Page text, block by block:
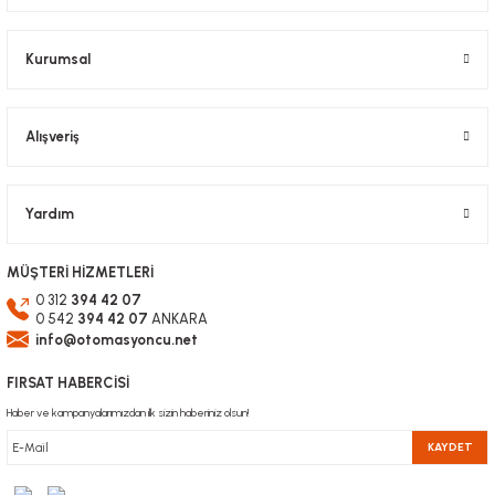
Kurumsal
Alışveriş
Yardım
MÜŞTERİ HİZMETLERİ
0 312 394 42 07
0 542 394 42 07 ANKARA
info@otomasyoncu.net
FIRSAT HABERCİSİ
Haber ve kampanyalarımızdan ilk sizin haberiniz olsun!
KAYDET